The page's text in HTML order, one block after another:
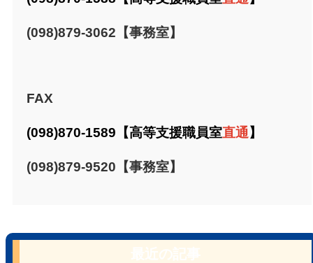
(098)879-3062【事務室】
FAX
(098)870-1589【高等支援職員室直通 】
(098)879-9520【事務室】